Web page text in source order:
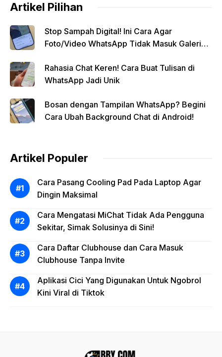
Artikel Pilihan
Stop Sampah Digital! Ini Cara Agar
Foto/Video WhatsApp Tidak Masuk Galeri
Rahasia Chat Keren! Cara Buat Tulisan di
WhatsApp Jadi Unik
Bosan dengan Tampilan WhatsApp? Begini
Cara Ubah Background Chat di Android!
Artikel Populer
Cara Pasang Cooling Pad Pada Laptop Agar
Dingin Maksimal
Cara Mengatasi MiChat Tidak Ada Pengguna
Sekitar, Simak Solusinya di Sini!
Cara Daftar Clubhouse dan Cara Masuk
Clubhouse Tanpa Invite
Aplikasi Cici Yang Digunakan Untuk Ngobrol
Kini Viral di Tiktok